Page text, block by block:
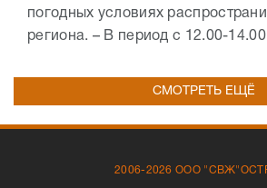
погодных условиях
региона. – В период с 12.00-
СМОТРЕТЬ ЕЩЁ
2006-2026 ООО